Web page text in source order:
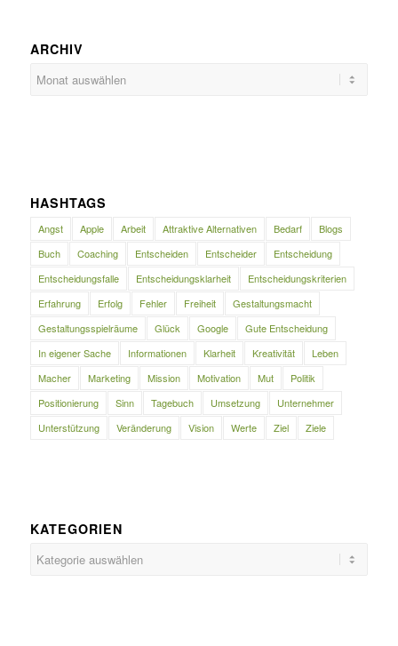
ARCHIV
HASHTAGS
Angst Apple Arbeit Attraktive Alternativen Bedarf
Blogs
Buch
Coaching Entscheiden Entscheider
Entscheidung
Entscheidungsfalle
Entscheidungsklarheit
Entscheidungskriterien
Erfahrung
Erfolg Fehler Freiheit
Gestaltungsmacht
Gestaltungsspielräume
Glück Google
Gute Entscheidung
In eigener Sache
Informationen Klarheit Kreativität
Leben
Macher
Marketing Mission Motivation Mut
Politik
Positionierung
Sinn Tagebuch Umsetzung
Unternehmer
Unterstützung
Veränderung Vision Werte Ziel Ziele
KATEGORIEN